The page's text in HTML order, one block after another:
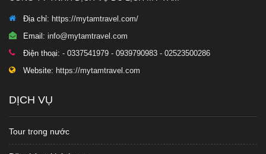
Địa chỉ: https://mytamtravel.com/
Email: info@mytamtravel.com
Điện thoại: - 0337541979 - 0939790983 - 02523500286
Website: https://mytamtravel.com
DỊCH VỤ
Tour trong nước